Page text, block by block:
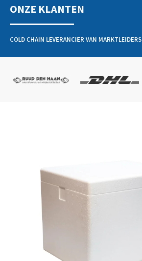
ONZE KLANTEN
COLD CHAIN LEVERANCIER VAN MARKTLEIDERS